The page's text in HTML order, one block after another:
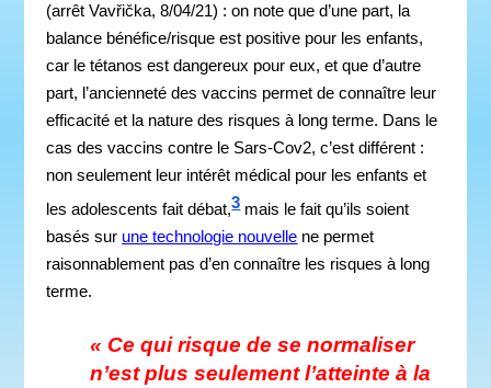
(arrêt Vavřička, 8/04/21) : on note que d’une part, la
balance bénéfice/risque est positive pour les enfants,
car le tétanos est dangereux pour eux, et que d’autre
part, l’ancienneté des vaccins permet de connaître leur
efficacité et la nature des risques à long terme. Dans le
cas des vaccins contre le Sars-Cov2, c’est différent :
non seulement leur intérêt médical pour les enfants et
les adolescents fait débat,3mais le fait qu’ils soient
basés sur une technologie nouvelle ne permet
raisonnablement pas d’en connaître les risques à long
terme.
« Ce qui risque de se normaliser
n’est plus seulement l’atteinte à la